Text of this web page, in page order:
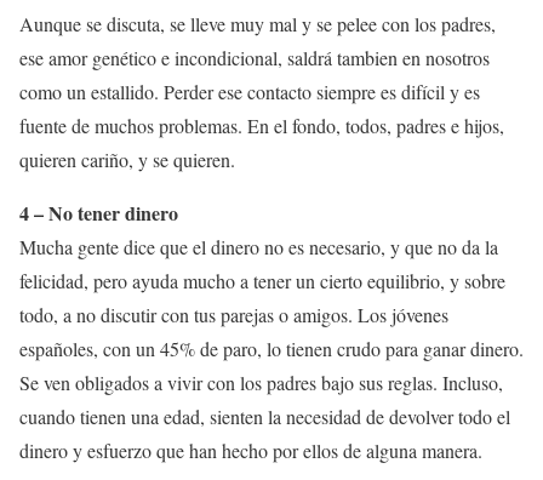
Aunque se discuta, se lleve muy mal y se pelee con los padres,
ese amor genético e incondicional, saldrá tambien en nosotros
como un estallido. Perder ese contacto siempre es difícil y es
fuente de muchos problemas. En el fondo, todos, padres e hijos,
quieren cariño, y se quieren.
4 – No tener dinero
Mucha gente dice que el dinero no es necesario, y que no da la
felicidad, pero ayuda mucho a tener un cierto equilibrio, y sobre
todo, a no discutir con tus parejas o amigos. Los jóvenes
españoles, con un 45% de paro, lo tienen crudo para ganar dinero.
Se ven obligados a vivir con los padres bajo sus reglas. Incluso,
cuando tienen una edad, sienten la necesidad de devolver todo el
dinero y esfuerzo que han hecho por ellos de alguna manera.